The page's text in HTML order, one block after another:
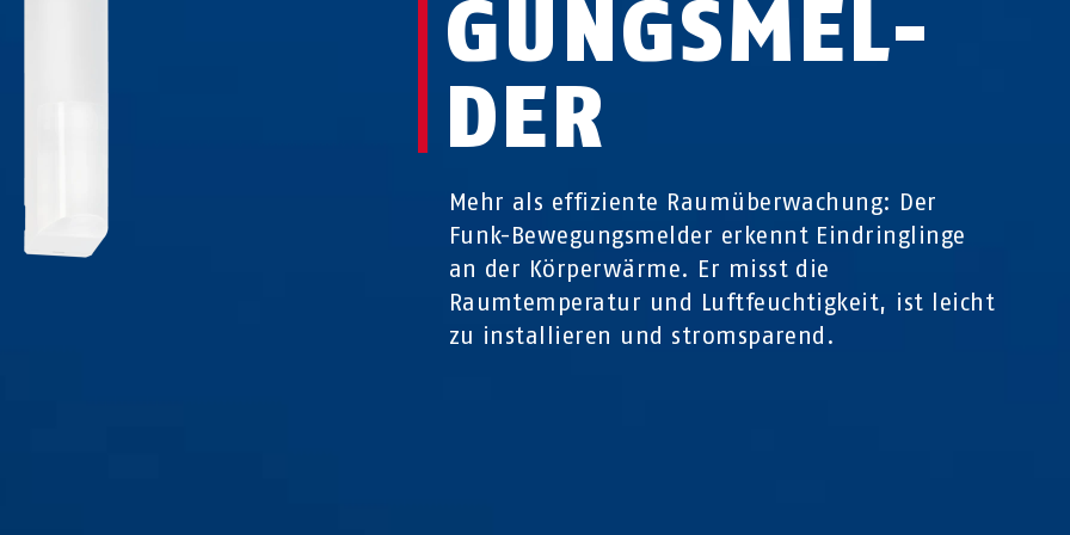
GUNGS­MEL­
DER
Mehr als effiziente Raumüberwachung: Der
Funk-Bewegungsmelder erkennt Eindringlinge
an der Körperwärme. Er misst die
Raumtemperatur und Luftfeuchtigkeit, ist leicht
zu installieren und stromsparend.